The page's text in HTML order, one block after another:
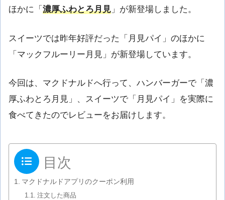
ほかに「 濃厚ふわとろ月見 」が新登場しました。
スイーツでは昨年好評だった「月見パイ」のほかに
「マックフルーリー月見」が新登場しています。
今回は、マクドナルドへ行って、ハンバーガーで「濃
厚ふわとろ月見」、スイーツで「月見パイ」を実際に
食べてきたのでレビューをお届けします。
目次
マクドナルドアプリのクーポン利用
注文した商品